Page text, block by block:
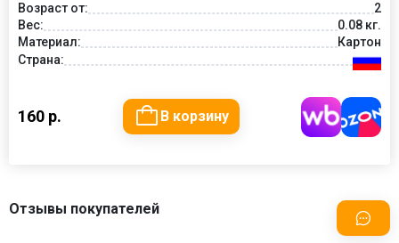
Возраст от:
2
Вес:
0.08 кг.
Материал:
Картон
Страна:
160 р. В корзину
Отзывы покупателей